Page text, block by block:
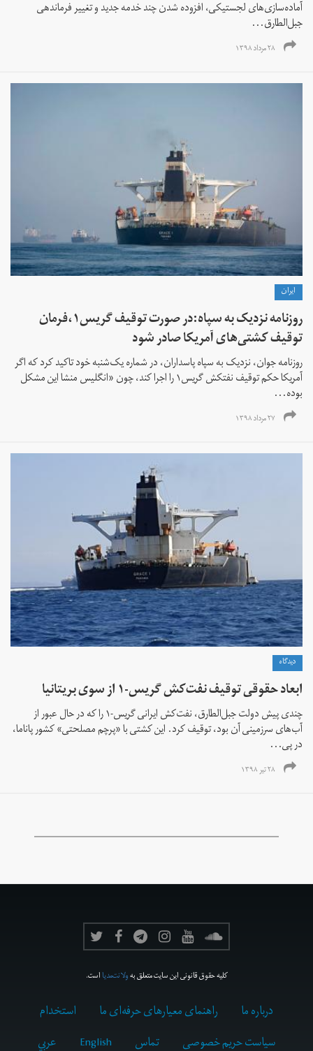
آماده‌سازی‌های لجستیکی، افزوده شدن چند خدمه جدید و تغییر فرماندهی
جبل‌الطارق...
۲۸ مرداد ۱۳۹۸
ايران
روزنامه نزدیک به سپاه:در صورت توقیف گریس۱،فرمان
توقیف کشتی‌های آمریکا صادر شود
روزنامه جوان، نزدیک به سپاه پاسداران، در شماره یک‌شنبه خود تاکید کرد که اگر
آمریکا حکم توقیف نفتکش گریس۱ را اجرا کند، چون «انگلیس منشا این مشکل
بوده...
۲۷ مرداد ۱۳۹۸
دیدگاه
ابعاد حقوقی توقیف نفت‌کش گریس-۱ از سوی بریتانیا
چندی پیش دولت جبل‌الطارق، نفت‌کش ایرانی گریس-۱ را که در حال عبور از
آب‌های سرزمینی آن بود، توقیف کرد. این کشتی با «پرچم مصلحتی» کشور پاناما،
در پی...
۲۸ تیر ۱۳۹۸
کلیه حقوق قانونی این سایت متعلق بهولانت‌مدیااست.
درباره ما راهنمای معیارهای حرفه‌ای ما
استخدام
سیاست حریم خصوصی
تماس English عربي